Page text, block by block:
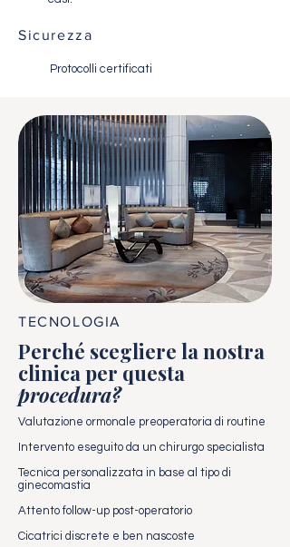
Sicurezza
Protocolli certificati
TECNOLOGIA
Perché scegliere la nostra
clinica per questa
procedura?
Valutazione ormonale preoperatoria di routine
Intervento eseguito da un chirurgo specialista
Tecnica personalizzata in base al tipo di
ginecomastia
Attento follow-up post-operatorio
Cicatrici discrete e ben nascoste